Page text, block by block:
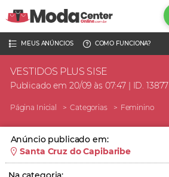
MEUS ANÚNCIOS
COMO FUNCIONA?
VESTIDOS PLUS SISE
Publicado em 20/09 às 07:47 | ID. 13877
Página Inicial Categorias Feminino
Anúncio publicado em:
Santa Cruz do Capibaribe